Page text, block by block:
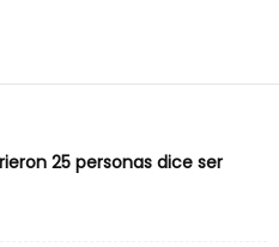
25 personas dice ser